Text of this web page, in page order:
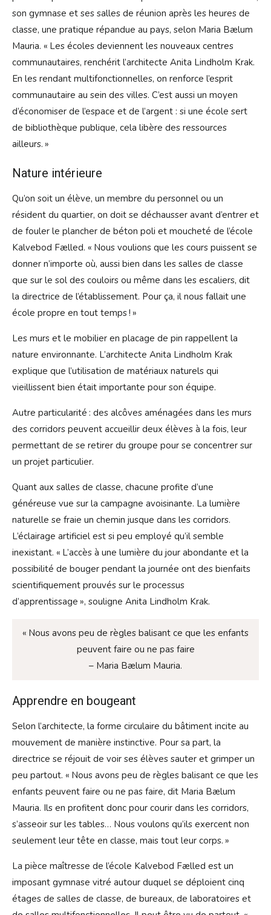
son gymnase et ses salles de réunion après les heures de
classe, une pratique répandue au pays, selon Maria Bælum
Mauria. « Les écoles deviennent les nouveaux centres
communautaires, renchérit l’architecte Anita Lindholm Krak.
En les rendant multifonctionnelles, on renforce l’esprit
communautaire au sein des villes. C’est aussi un moyen
d’économiser de l’espace et de l’argent : si une école sert
de bibliothèque publique, cela libère des ressources
ailleurs. »
Nature intérieure
Qu’on soit un élève, un membre du personnel ou un
résident du quartier, on doit se déchausser avant d’entrer et
de fouler le plancher de béton poli et moucheté de l’école
Kalvebod Fælled. « Nous voulions que les cours puissent se
donner n’importe où, aussi bien dans les salles de classe
que sur le sol des couloirs ou même dans les escaliers, dit
la directrice de l’établissement. Pour ça, il nous fallait une
école propre en tout temps ! »
Les murs et le mobilier en placage de pin rappellent la
nature environnante. L’architecte Anita Lindholm Krak
explique que l’utilisation de matériaux naturels qui
vieillissent bien était importante pour son équipe.
Autre particularité : des alcôves aménagées dans les murs
des corridors peuvent accueillir deux élèves à la fois, leur
permettant de se retirer du groupe pour se concentrer sur
un projet particulier.
Quant aux salles de classe, chacune profite d’une
généreuse vue sur la campagne avoisinante. La lumière
naturelle se fraie un chemin jusque dans les corridors.
L’éclairage artificiel est si peu employé qu’il semble
inexistant. « L’accès à une lumière du jour abondante et la
possibilité de bouger pendant la journée ont des bienfaits
scientifiquement prouvés sur le processus
d’apprentissage », souligne Anita Lindholm Krak.
« Nous avons peu de règles balisant ce que les enfants
peuvent faire ou ne pas faire
– Maria Bælum Mauria.
Apprendre en bougeant
Selon l’architecte, la forme circulaire du bâtiment incite au
mouvement de manière instinctive. Pour sa part, la
directrice se réjouit de voir ses élèves sauter et grimper un
peu partout. « Nous avons peu de règles balisant ce que les
enfants peuvent faire ou ne pas faire, dit Maria Bælum
Mauria. Ils en profitent donc pour courir dans les corridors,
s’asseoir sur les tables… Nous voulons qu’ils exercent non
seulement leur tête en classe, mais tout leur corps. »
La pièce maîtresse de l’école Kalvebod Fælled est un
imposant gymnase vitré autour duquel se déploient cinq
étages de salles de classe, de bureaux, de laboratoires et